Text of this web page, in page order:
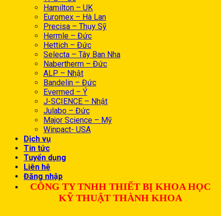
Hamilton – UK
Euromex – Hà Lan
Precisa – Thụy Sỹ
Hermle – Đức
Hettich – Đức
Selecta – Tây Ban Nha
Nabertherm – Đức
ALP – Nhật
Bandelin – Đức
Evermed – Ý
J-SCIENCE – Nhật
Julabo – Đức
Major Science – Mỹ
Winpact- USA
Dịch vụ
Tin tức
Tuyển dụng
Liên hệ
Đăng nhập
CÔNG TY TNHH THIẾT BỊ KHOA HỌC
KỸ THUẬT THÀNH KHOA